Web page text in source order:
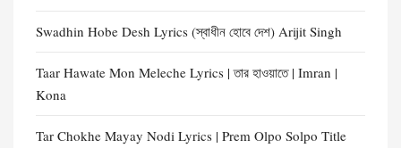
Swadhin Hobe Desh Lyrics (স্বাধীন হোবে দেশ) Arijit Singh
Taar Hawate Mon Meleche Lyrics | তার হাওয়াতে | Imran |
Kona
Tar Chokhe Mayay Nodi Lyrics | Prem Olpo Solpo Title